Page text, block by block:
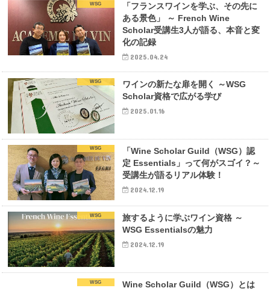
WSG
「フランスワインを学ぶ、その先に
ある景色」 ～ French Wine
Scholar受講生3人が語る、本音と変
化の記録
2025.04.24
WSG
ワインの新たな扉を開く ～WSG
Scholar資格で広がる学び
2025.01.16
WSG
「Wine Scholar Guild（WSG）認
定 Essentials」って何がスゴイ？～
受講生が語るリアル体験！
2024.12.19
WSG
旅するように学ぶワイン資格 ～
WSG Essentialsの魅力
2024.12.19
WSG
Wine Scholar Guild（WSG）とは